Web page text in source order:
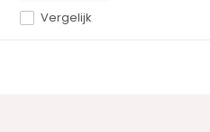
Vergelijk